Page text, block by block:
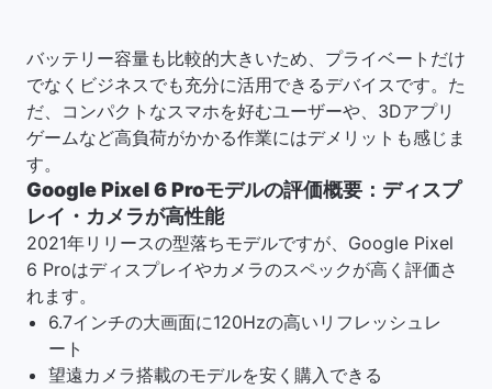
バッテリー容量も比較的大きいため、プライベートだけ
でなくビジネスでも充分に活用できるデバイスです。た
だ、コンパクトなスマホを好むユーザーや、3Dアプリ
ゲームなど高負荷がかかる作業にはデメリットも感じま
す。
Google Pixel 6 Proモデルの評価概要：ディスプ
レイ・カメラが高性能
2021年リリースの型落ちモデルですが、Google Pixel
6 Proはディスプレイやカメラのスペックが高く評価さ
れます。
6.7インチの大画面に120Hzの高いリフレッシュレ
ート
望遠カメラ搭載のモデルを安く購入できる